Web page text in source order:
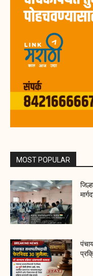
MOST POPULAR